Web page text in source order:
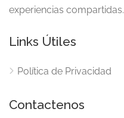
experiencias compartidas.
Links Útiles
Política de Privacidad
Contactenos